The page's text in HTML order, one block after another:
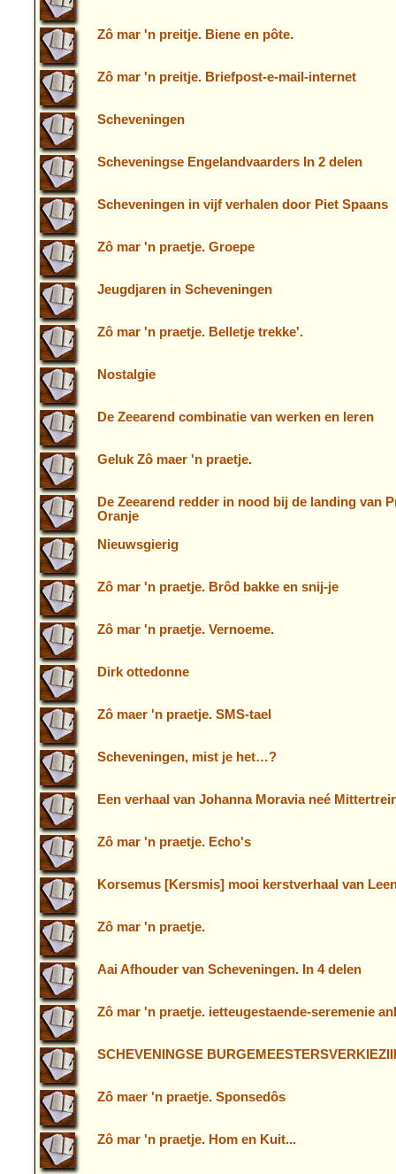
Zô mar 'n preitje. Biene en pôte.
Zô mar 'n preitje. Briefpost-e-mail-internet
Scheveningen
Scheveningse Engelandvaarders In 2 delen
Scheveningen in vijf verhalen door Piet Spaans
Zô mar 'n praetje. Groepe
Jeugdjaren in Scheveningen
Zô mar 'n praetje. Belletje trekke'.
Nostalgie
De Zeearend combinatie van werken en leren
Geluk Zô maer 'n praetje.
De Zeearend redder in nood bij de landing van
Oranje
Nieuwsgierig
Zô mar 'n praetje. Brôd bakke en snij-je
Zô mar 'n praetje. Vernoeme.
Dirk ottedonne
Zô maer 'n praetje. SMS-tael
Scheveningen, mist je het…?
Een verhaal van Johanna Moravia neé
Zô mar 'n praetje. Echo's
Korsemus [Kersmis] mooi kerstverhaal van
Zô mar 'n praetje.
Aai Afhouder van Scheveningen. In 4 delen
Zô mar 'n praetje. ietteugestaende-seremenie
SCHEVENINGSE
Zô maer 'n praetje. Sponsedôs
Zô mar 'n praetje. Hom en Kuit...